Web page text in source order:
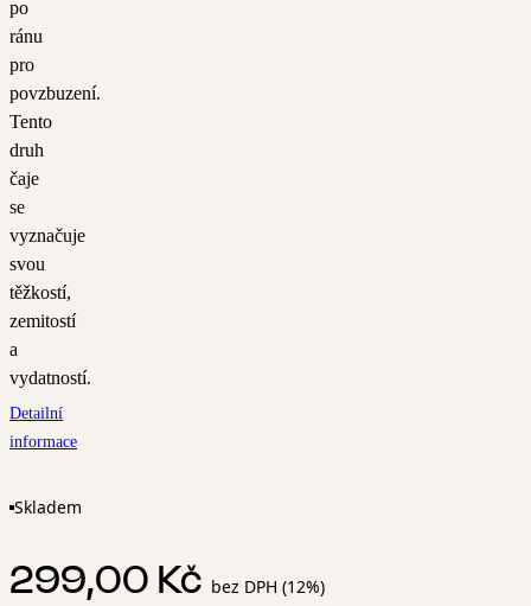
po
ránu
pro
povzbuzení.
Tento
druh
čaje
se
vyznačuje
svou
těžkostí,
zemitostí
a
vydatností.
Detailní
informace
Skladem
299,00 Kč bez DPH (12%)